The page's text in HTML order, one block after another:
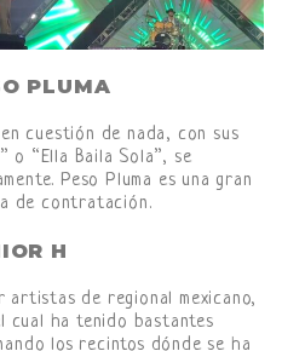
PLUMA
cuestión de nada, con sus
o “Ella Baila Sola”, se
Peso Pluma es una gran
de contratación.
H
de regional mexicano,
cual ha tenido bastantes
los recintos dónde se ha